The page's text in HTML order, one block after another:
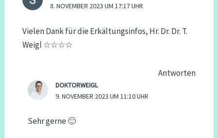
8. NOVEMBER 2023 UM 17:17 UHR
Vielen Dank für die Erkältungsinfos, Hr. Dr. Dr. T.
Weigl ☆☆☆☆
Antworten
DOKTORWEIGL
9. NOVEMBER 2023 UM 11:10 UHR
Sehr gerne 🙂